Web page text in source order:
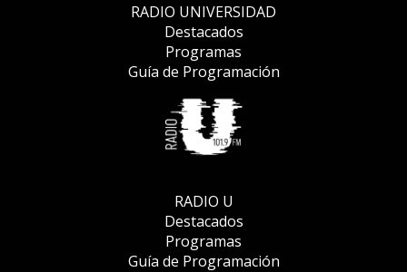
RADIO UNIVERSIDAD
Destacados
Programas
Guía de Programación
RADIO U
Destacados
Programas
Guía de Programación